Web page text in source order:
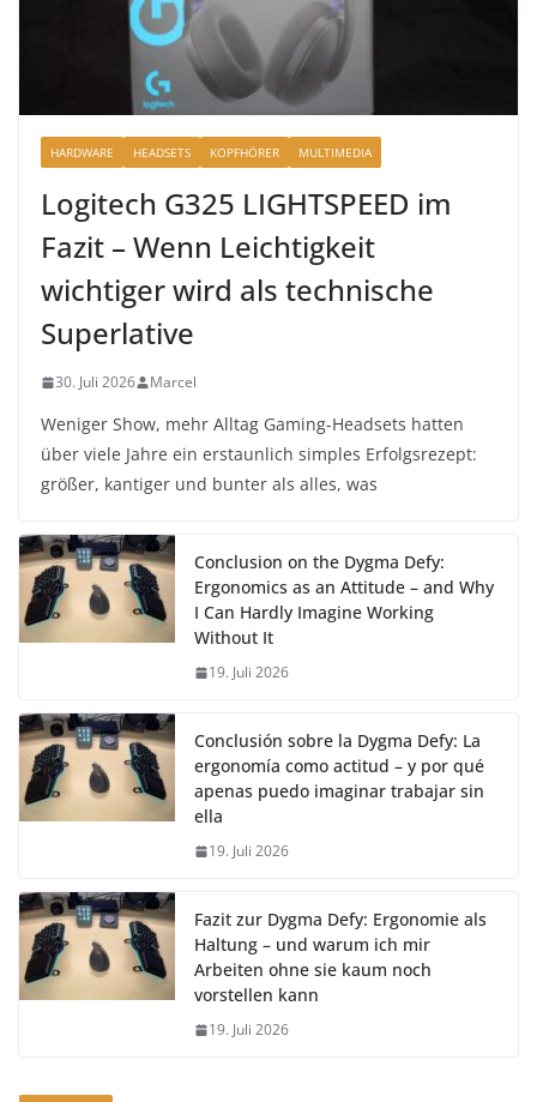
HARDWARE HEADSETS KOPFHÖRER MULTIMEDIA
Logitech G325 LIGHTSPEED im
Fazit – Wenn Leichtigkeit
wichtiger wird als technische
Superlative
30. Juli 2026 Marcel
Weniger Show, mehr Alltag Gaming-Headsets hatten
über viele Jahre ein erstaunlich simples Erfolgsrezept:
größer, kantiger und bunter als alles, was
Conclusion on the Dygma Defy:
Ergonomics as an Attitude – and Why
I Can Hardly Imagine Working
Without It
19. Juli 2026
Conclusión sobre la Dygma Defy: La
ergonomía como actitud – y por qué
apenas puedo imaginar trabajar sin
ella
19. Juli 2026
Fazit zur Dygma Defy: Ergonomie als
Haltung – und warum ich mir
Arbeiten ohne sie kaum noch
vorstellen kann
19. Juli 2026